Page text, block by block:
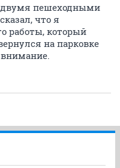
двумя пешеходными
что я
работы, который
на парковке